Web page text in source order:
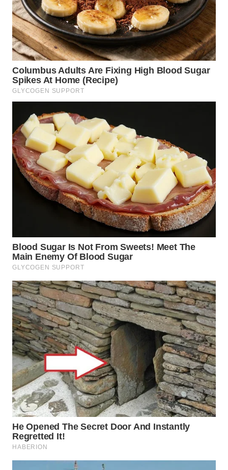
WN
LABUHANBATU
WN
TAPANULI
TENGAH
SERDANG
WN
TEBING
TINGGI
WN
KARAWANG
WN
BEKASI
WN
BOGOR
WN
DEPOK
WN
TAPANULI
UTARA
WN
SAMOSIR